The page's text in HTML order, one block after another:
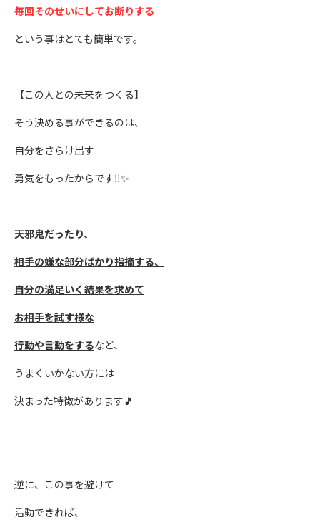
毎回そのせいにしてお断りする
という事はとても簡単です。
【この人との未来をつくる】
そう決める事ができるのは、
自分をさらけ出す
勇気をもったからです‼️✨
天邪鬼だったり、
相手の嫌な部分ばかり指摘する、
自分の満足いく結果を求めて
お相手を試す様な
行動や言動をするなど、
うまくいかない方には
決まった特徴があります🎵
逆に、この事を避けて
活動できれば、